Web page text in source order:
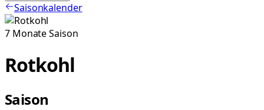
Saisonkalender
7 MonateSaison
Rotkohl
Saison